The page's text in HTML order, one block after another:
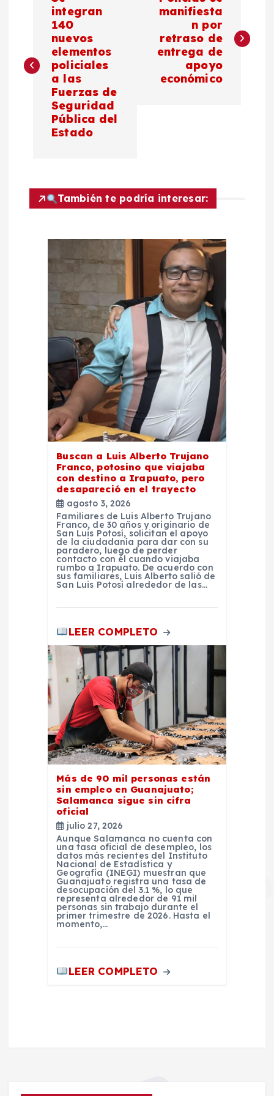
e
integran
140
nuevos
elementos
policiales
a las
Fuerzas de
Seguridad
Pública del
Estado
manifiesta
n por
retraso de
entrega de
apoyo
económico
También te podría interesar:
Buscan a Luis Alberto Trujano
Franco, potosino que viajaba
con destino a Irapuato, pero
desapareció en el trayecto
agosto 3, 2026
Familiares de Luis Alberto Trujano
Franco, de 30 años y originario de
San Luis Potosí, solicitan el apoyo
de la ciudadanía para dar con su
paradero, luego de perder
contacto con él cuando viajaba
rumbo a Irapuato. De acuerdo con
sus familiares, Luis Alberto salió de
San Luis Potosí alrededor de las…
LEER COMPLETO
Más de 90 mil personas están
sin empleo en Guanajuato;
Salamanca sigue sin cifra
oficial
julio 27, 2026
Aunque Salamanca no cuenta con
una tasa oficial de desempleo, los
datos más recientes del Instituto
Nacional de Estadística y
Geografía (INEGI) muestran que
Guanajuato registra una tasa de
desocupación del 3.1 %, lo que
representa alrededor de 91 mil
personas sin trabajo durante el
primer trimestre de 2026. Hasta el
momento,…
LEER COMPLETO